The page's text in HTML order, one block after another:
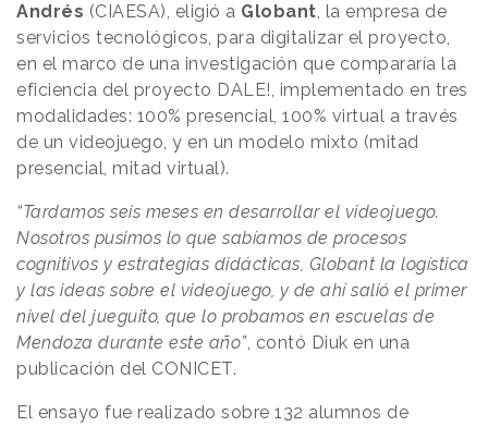
Andrés (CIAESA), eligió a Globant, la empresa de
servicios tecnológicos, para digitalizar el proyecto,
en el marco de una investigación que compararía la
eficiencia del proyecto DALE!, implementado en tres
modalidades: 100% presencial, 100% virtual a través
de un videojuego, y en un modelo mixto (mitad
presencial, mitad virtual).
“Tardamos seis meses en desarrollar el videojuego.
Nosotros pusimos lo que sabíamos de procesos
cognitivos y estrategias didácticas, Globant la logística
y las ideas sobre el videojuego, y de ahí salió el primer
nivel del jueguito, que lo probamos en escuelas de
Mendoza durante este año”, contó Diuk en una
publicación del CONICET.
El ensayo fue realizado sobre 132 alumnos de